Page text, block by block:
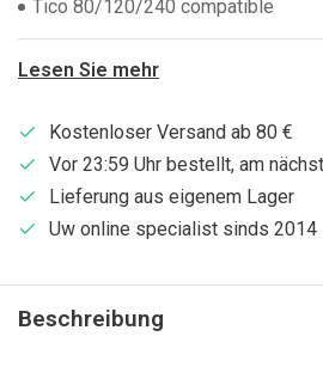
Tico 80/120/240 compatible
Lesen Sie mehr
Kostenloser Versand ab 80 €
Vor 23:59 Uhr bestellt, am
Lieferung aus eigenem Lager
Uw online specialist sinds 2014
Beschreibung